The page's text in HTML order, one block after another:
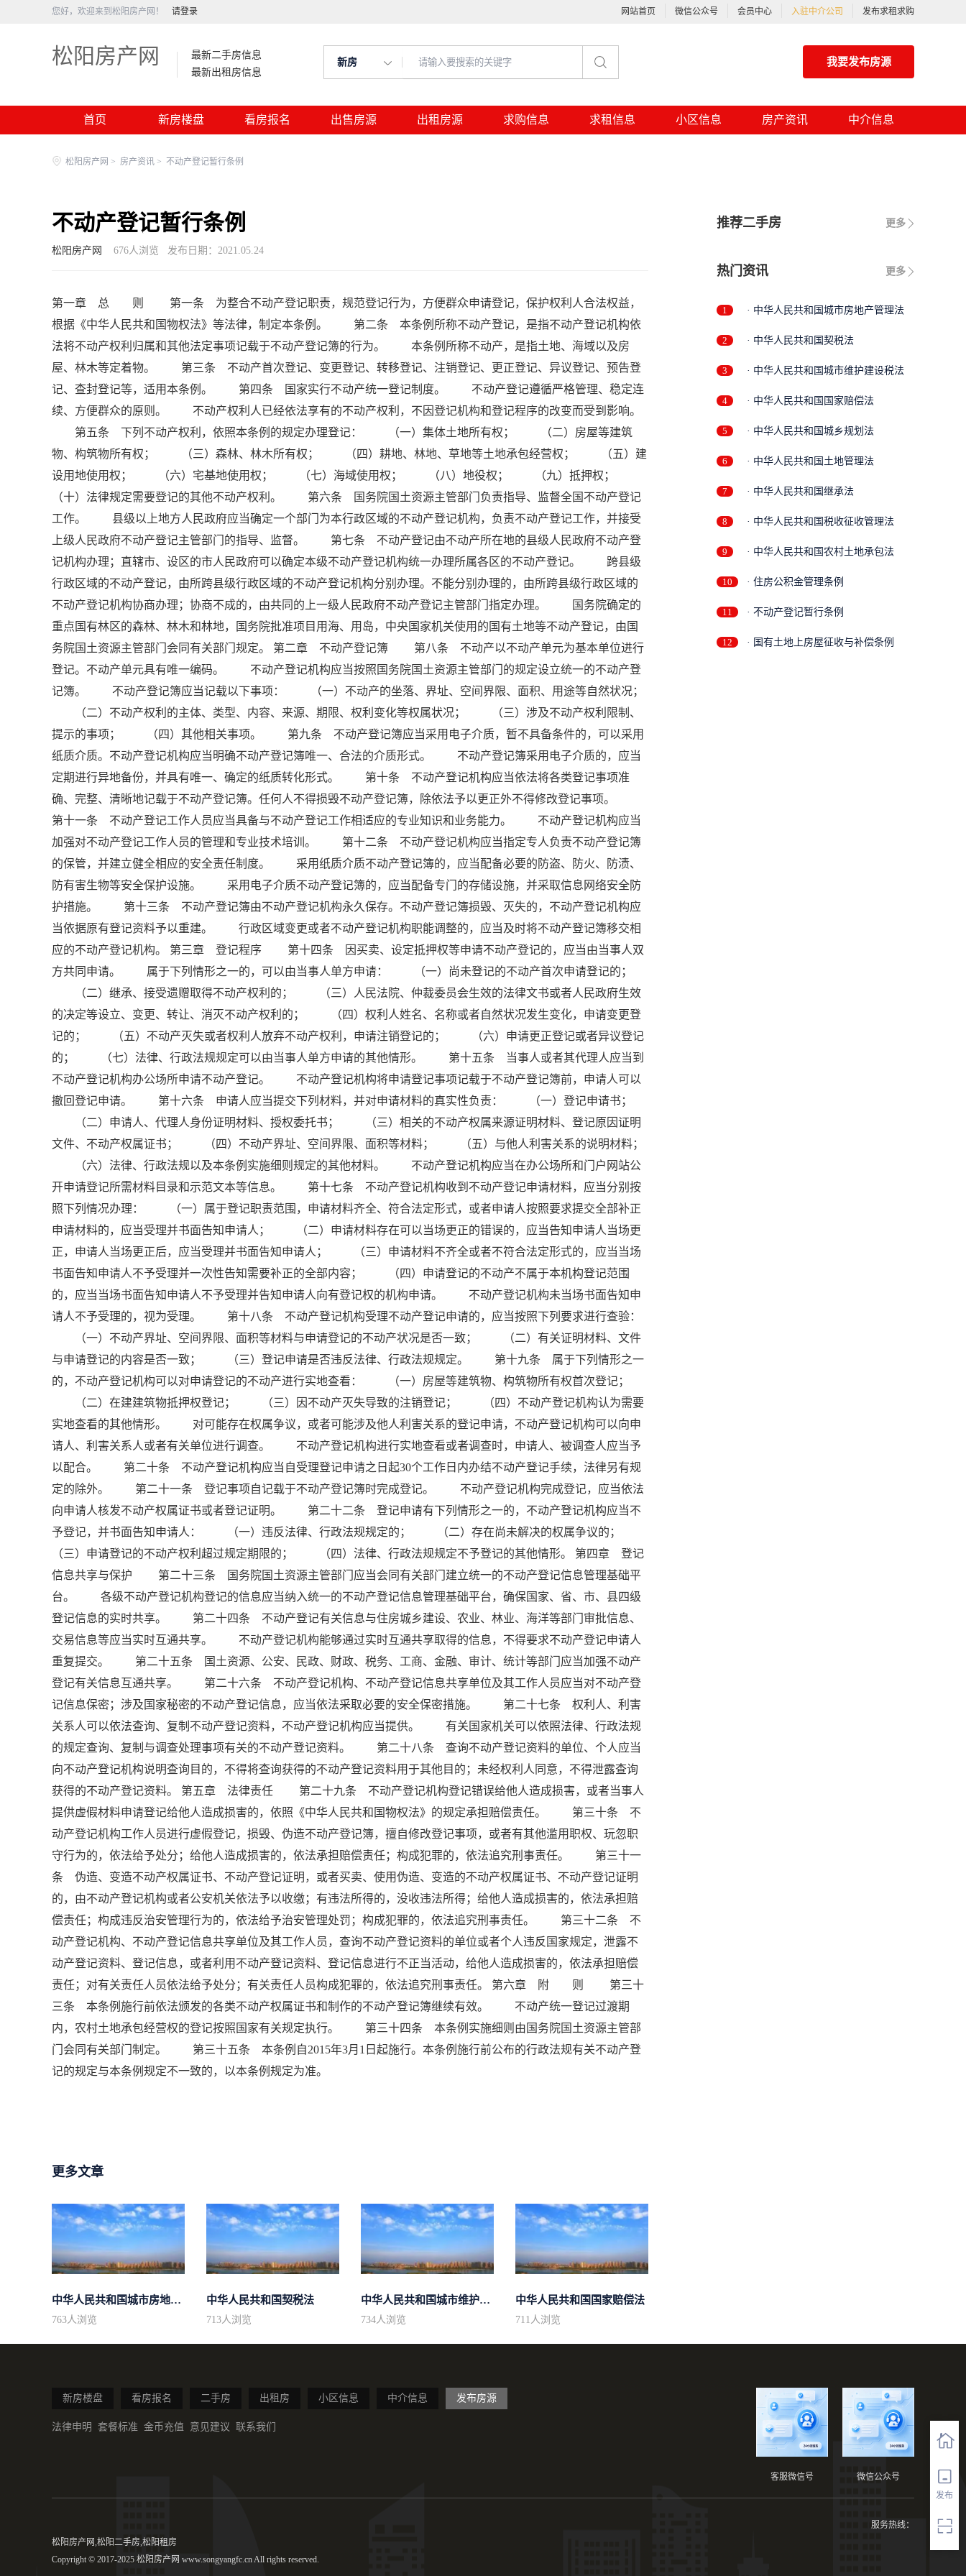
您好，欢迎来到松阳房产网！ 请登录 网站首页 微信公众号 会员中心 入驻中介公司 发布求租求购
松阳房产网
最新二手房信息
最新出租房信息
新房 我要发布房源
首页 新房楼盘 看房报名 出售房源 出租房源 求购信息 求租信息 小区信息 房产资讯 中介信息
发布
松阳房产网 > 房产资讯 > 不动产登记暂行条例
不动产登记暂行条例
松阳房产网 676人浏览 发布日期：2021.05.24
第一章 总 则 第一条 为整合不动产登记职责，规范登记行为，方便群众申请登记，保护权利人合法权益，
根据《中华人民共和国物权法》等法律，制定本条例。 第二条 本条例所称不动产登记，是指不动产登记机构依
法将不动产权利归属和其他法定事项记载于不动产登记簿的行为。 本条例所称不动产，是指土地、海域以及房
屋、林木等定着物。 第三条 不动产首次登记、变更登记、转移登记、注销登记、更正登记、异议登记、预告登
记、查封登记等，适用本条例。 第四条 国家实行不动产统一登记制度。 不动产登记遵循严格管理、稳定连
续、方便群众的原则。 不动产权利人已经依法享有的不动产权利，不因登记机构和登记程序的改变而受到影响。
第五条 下列不动产权利，依照本条例的规定办理登记： （一）集体土地所有权； （二）房屋等建筑
物、构筑物所有权； （三）森林、林木所有权； （四）耕地、林地、草地等土地承包经营权； （五）建
设用地使用权； （六）宅基地使用权； （七）海域使用权； （八）地役权； （九）抵押权；
（十）法律规定需要登记的其他不动产权利。 第六条 国务院国土资源主管部门负责指导、监督全国不动产登记
工作。 县级以上地方人民政府应当确定一个部门为本行政区域的不动产登记机构，负责不动产登记工作，并接受
上级人民政府不动产登记主管部门的指导、监督。 第七条 不动产登记由不动产所在地的县级人民政府不动产登
记机构办理；直辖市、设区的市人民政府可以确定本级不动产登记机构统一办理所属各区的不动产登记。 跨县级
行政区域的不动产登记，由所跨县级行政区域的不动产登记机构分别办理。不能分别办理的，由所跨县级行政区域的
不动产登记机构协商办理；协商不成的，由共同的上一级人民政府不动产登记主管部门指定办理。 国务院确定的
重点国有林区的森林、林木和林地，国务院批准项目用海、用岛，中央国家机关使用的国有土地等不动产登记，由国
务院国土资源主管部门会同有关部门规定。 第二章 不动产登记簿 第八条 不动产以不动产单元为基本单位进行
登记。不动产单元具有唯一编码。 不动产登记机构应当按照国务院国土资源主管部门的规定设立统一的不动产登
记簿。 不动产登记簿应当记载以下事项： （一）不动产的坐落、界址、空间界限、面积、用途等自然状况；
（二）不动产权利的主体、类型、内容、来源、期限、权利变化等权属状况； （三）涉及不动产权利限制、
提示的事项； （四）其他相关事项。 第九条 不动产登记簿应当采用电子介质，暂不具备条件的，可以采用
纸质介质。不动产登记机构应当明确不动产登记簿唯一、合法的介质形式。 不动产登记簿采用电子介质的，应当
定期进行异地备份，并具有唯一、确定的纸质转化形式。 第十条 不动产登记机构应当依法将各类登记事项准
确、完整、清晰地记载于不动产登记簿。任何人不得损毁不动产登记簿，除依法予以更正外不得修改登记事项。
第十一条 不动产登记工作人员应当具备与不动产登记工作相适应的专业知识和业务能力。 不动产登记机构应当
加强对不动产登记工作人员的管理和专业技术培训。 第十二条 不动产登记机构应当指定专人负责不动产登记簿
的保管，并建立健全相应的安全责任制度。 采用纸质介质不动产登记簿的，应当配备必要的防盗、防火、防渍、
防有害生物等安全保护设施。 采用电子介质不动产登记簿的，应当配备专门的存储设施，并采取信息网络安全防
护措施。 第十三条 不动产登记簿由不动产登记机构永久保存。不动产登记簿损毁、灭失的，不动产登记机构应
当依据原有登记资料予以重建。 行政区域变更或者不动产登记机构职能调整的，应当及时将不动产登记簿移交相
应的不动产登记机构。 第三章 登记程序 第十四条 因买卖、设定抵押权等申请不动产登记的，应当由当事人双
方共同申请。 属于下列情形之一的，可以由当事人单方申请： （一）尚未登记的不动产首次申请登记的；
（二）继承、接受遗赠取得不动产权利的； （三）人民法院、仲裁委员会生效的法律文书或者人民政府生效
的决定等设立、变更、转让、消灭不动产权利的； （四）权利人姓名、名称或者自然状况发生变化，申请变更登
记的； （五）不动产灭失或者权利人放弃不动产权利，申请注销登记的； （六）申请更正登记或者异议登记
的； （七）法律、行政法规规定可以由当事人单方申请的其他情形。 第十五条 当事人或者其代理人应当到
不动产登记机构办公场所申请不动产登记。 不动产登记机构将申请登记事项记载于不动产登记簿前，申请人可以
撤回登记申请。 第十六条 申请人应当提交下列材料，并对申请材料的真实性负责： （一）登记申请书；
（二）申请人、代理人身份证明材料、授权委托书； （三）相关的不动产权属来源证明材料、登记原因证明
文件、不动产权属证书； （四）不动产界址、空间界限、面积等材料； （五）与他人利害关系的说明材料；
（六）法律、行政法规以及本条例实施细则规定的其他材料。 不动产登记机构应当在办公场所和门户网站公
开申请登记所需材料目录和示范文本等信息。 第十七条 不动产登记机构收到不动产登记申请材料，应当分别按
照下列情况办理： （一）属于登记职责范围，申请材料齐全、符合法定形式，或者申请人按照要求提交全部补正
申请材料的，应当受理并书面告知申请人； （二）申请材料存在可以当场更正的错误的，应当告知申请人当场更
正，申请人当场更正后，应当受理并书面告知申请人； （三）申请材料不齐全或者不符合法定形式的，应当当场
书面告知申请人不予受理并一次性告知需要补正的全部内容； （四）申请登记的不动产不属于本机构登记范围
的，应当当场书面告知申请人不予受理并告知申请人向有登记权的机构申请。 不动产登记机构未当场书面告知申
请人不予受理的，视为受理。 第十八条 不动产登记机构受理不动产登记申请的，应当按照下列要求进行查验：
（一）不动产界址、空间界限、面积等材料与申请登记的不动产状况是否一致； （二）有关证明材料、文件
与申请登记的内容是否一致； （三）登记申请是否违反法律、行政法规规定。 第十九条 属于下列情形之一
的，不动产登记机构可以对申请登记的不动产进行实地查看： （一）房屋等建筑物、构筑物所有权首次登记；
（二）在建建筑物抵押权登记； （三）因不动产灭失导致的注销登记； （四）不动产登记机构认为需要
实地查看的其他情形。 对可能存在权属争议，或者可能涉及他人利害关系的登记申请，不动产登记机构可以向申
请人、利害关系人或者有关单位进行调查。 不动产登记机构进行实地查看或者调查时，申请人、被调查人应当予
以配合。 第二十条 不动产登记机构应当自受理登记申请之日起30个工作日内办结不动产登记手续，法律另有规
定的除外。 第二十一条 登记事项自记载于不动产登记簿时完成登记。 不动产登记机构完成登记，应当依法
向申请人核发不动产权属证书或者登记证明。 第二十二条 登记申请有下列情形之一的，不动产登记机构应当不
予登记，并书面告知申请人： （一）违反法律、行政法规规定的； （二）存在尚未解决的权属争议的；
（三）申请登记的不动产权利超过规定期限的； （四）法律、行政法规规定不予登记的其他情形。 第四章 登记
信息共享与保护 第二十三条 国务院国土资源主管部门应当会同有关部门建立统一的不动产登记信息管理基础平
台。 各级不动产登记机构登记的信息应当纳入统一的不动产登记信息管理基础平台，确保国家、省、市、县四级
登记信息的实时共享。 第二十四条 不动产登记有关信息与住房城乡建设、农业、林业、海洋等部门审批信息、
交易信息等应当实时互通共享。 不动产登记机构能够通过实时互通共享取得的信息，不得要求不动产登记申请人
重复提交。 第二十五条 国土资源、公安、民政、财政、税务、工商、金融、审计、统计等部门应当加强不动产
登记有关信息互通共享。 第二十六条 不动产登记机构、不动产登记信息共享单位及其工作人员应当对不动产登
记信息保密；涉及国家秘密的不动产登记信息，应当依法采取必要的安全保密措施。 第二十七条 权利人、利害
关系人可以依法查询、复制不动产登记资料，不动产登记机构应当提供。 有关国家机关可以依照法律、行政法规
的规定查询、复制与调查处理事项有关的不动产登记资料。 第二十八条 查询不动产登记资料的单位、个人应当
向不动产登记机构说明查询目的，不得将查询获得的不动产登记资料用于其他目的；未经权利人同意，不得泄露查询
获得的不动产登记资料。 第五章 法律责任 第二十九条 不动产登记机构登记错误给他人造成损害，或者当事人
提供虚假材料申请登记给他人造成损害的，依照《中华人民共和国物权法》的规定承担赔偿责任。 第三十条 不
动产登记机构工作人员进行虚假登记，损毁、伪造不动产登记簿，擅自修改登记事项，或者有其他滥用职权、玩忽职
守行为的，依法给予处分；给他人造成损害的，依法承担赔偿责任；构成犯罪的，依法追究刑事责任。 第三十一
条 伪造、变造不动产权属证书、不动产登记证明，或者买卖、使用伪造、变造的不动产权属证书、不动产登记证明
的，由不动产登记机构或者公安机关依法予以收缴；有违法所得的，没收违法所得；给他人造成损害的，依法承担赔
偿责任；构成违反治安管理行为的，依法给予治安管理处罚；构成犯罪的，依法追究刑事责任。 第三十二条 不
动产登记机构、不动产登记信息共享单位及其工作人员，查询不动产登记资料的单位或者个人违反国家规定，泄露不
动产登记资料、登记信息，或者利用不动产登记资料、登记信息进行不正当活动，给他人造成损害的，依法承担赔偿
责任；对有关责任人员依法给予处分；有关责任人员构成犯罪的，依法追究刑事责任。 第六章 附 则 第三十
三条 本条例施行前依法颁发的各类不动产权属证书和制作的不动产登记簿继续有效。 不动产统一登记过渡期
内，农村土地承包经营权的登记按照国家有关规定执行。 第三十四条 本条例实施细则由国务院国土资源主管部
门会同有关部门制定。 第三十五条 本条例自2015年3月1日起施行。本条例施行前公布的行政法规有关不动产登
记的规定与本条例规定不一致的，以本条例规定为准。
更多文章
中华人民共和国城市房地产管理法
763人浏览
中华人民共和国契税法
713人浏览
中华人民共和国城市维护建设税法
734人浏览
中华人民共和国国家赔偿法
711人浏览
更多
推荐二手房
更多
热门资讯
1 · 中华人民共和国城市房地产管理法
2 · 中华人民共和国契税法
3 · 中华人民共和国城市维护建设税法
4 · 中华人民共和国国家赔偿法
5 · 中华人民共和国城乡规划法
6 · 中华人民共和国土地管理法
7 · 中华人民共和国继承法
8 · 中华人民共和国税收征收管理法
9 · 中华人民共和国农村土地承包法
10 · 住房公积金管理条例
11 · 不动产登记暂行条例
12 · 国有土地上房屋征收与补偿条例
新房楼盘 看房报名 二手房 出租房 小区信息 中介信息 发布房源
法律申明 套餐标准 金币充值 意见建议 联系我们
微信公众号
客服微信号
服务热线：
松阳房产网,松阳二手房,松阳租房
Copyright © 2017-2025 松阳房产网 www.songyangfc.cn All rights reserved.